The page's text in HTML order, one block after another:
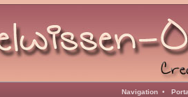
Navigation •